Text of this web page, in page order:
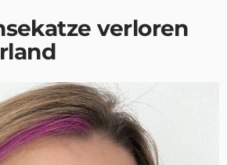
verloren